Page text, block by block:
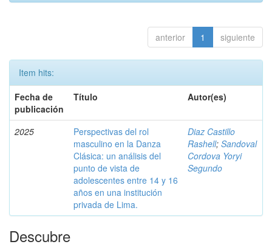
anterior 1 siguiente
Item hits:
Fecha de
publicación
Título Autor(es)
2025
Perspectivas del rol
masculino en la Danza
Clásica: un análisis del
punto de vista de
adolescentes entre 14 y 16
años en una institución
privada de Lima.
Diaz Castillo
Rashell; Sandoval
Cordova Yoryi
Segundo
Descubre